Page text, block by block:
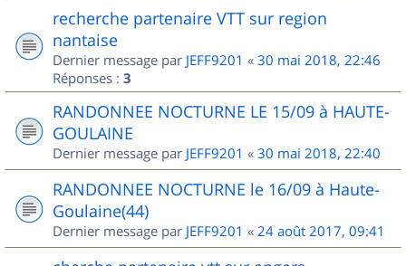
recherche partenaire VTT sur region
nantaise
Dernier message par JEFF9201 « 30 mai 2018, 22:46
Réponses : 3
RANDONNEE NOCTURNE LE 15/09 à HAUTE-
GOULAINE
Dernier message par JEFF9201 « 30 mai 2018, 22:40
RANDONNEE NOCTURNE le 16/09 à Haute-
Goulaine(44)
Dernier message par JEFF9201 « 24 août 2017, 09:41